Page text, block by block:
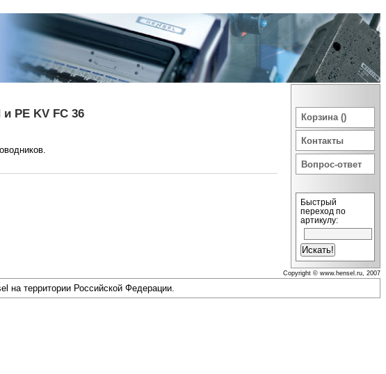
PE KV FC 36 Корзина ()
Контакты
Вопрос-ответ
Быстрый
переход по
артикулу:
Copyright © www.hensel.ru, 2007
на территории Российской Федерации.